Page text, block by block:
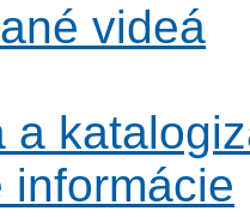
videá
a
informácie